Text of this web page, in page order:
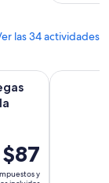
adulto
las 34 actividades
El
precio
$87
y
olivícola todo
Mendoza: